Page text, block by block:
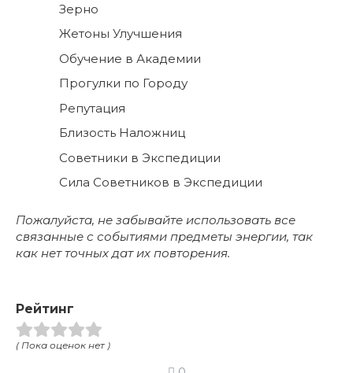
Зерно
Жетоны Улучшения
Обучение в Академии
Прогулки по Городу
Репутация
Близость Наложниц
Советники в Экспедиции
Сила Советников в Экспедиции
Пожалуйста, не забывайте использовать все
связанные с событиями предметы энергии, так
как нет точных дат их повторения.
Рейтинг
( Пока оценок нет )